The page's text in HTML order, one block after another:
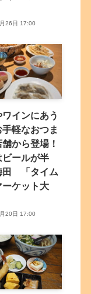
26日 17:00
ワインにあう
軽なおつま
から登場！
ビールが半
「タイム
ーケット大
20日 17:00